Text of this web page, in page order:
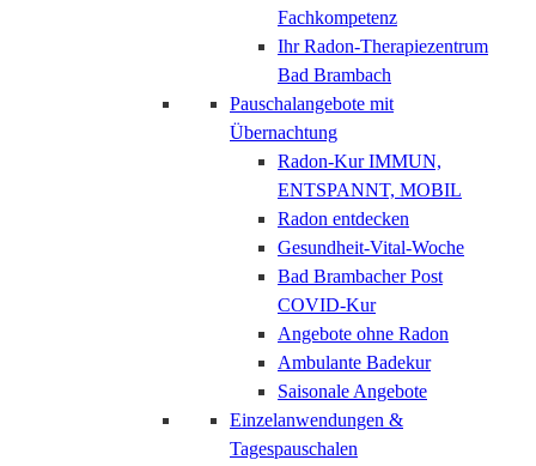
Fachkompetenz
Ihr Radon-Therapiezentrum
Bad Brambach
Pauschalangebote mit
Übernachtung
Radon-Kur IMMUN,
ENTSPANNT, MOBIL
Radon entdecken
Gesundheit-Vital-Woche
Bad Brambacher Post
COVID-Kur
Angebote ohne Radon
Ambulante Badekur
Saisonale Angebote
Einzelanwendungen &
Tagespauschalen